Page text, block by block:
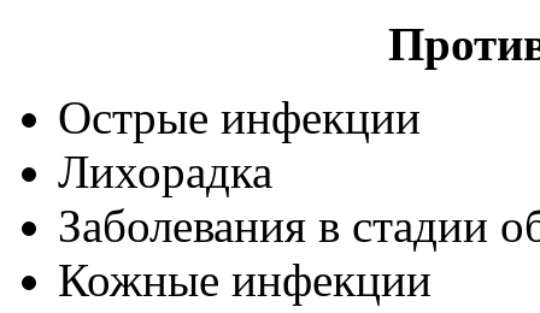
Острые инфекции
Лихорадка
Заболевания в стадии
Кожные инфекции